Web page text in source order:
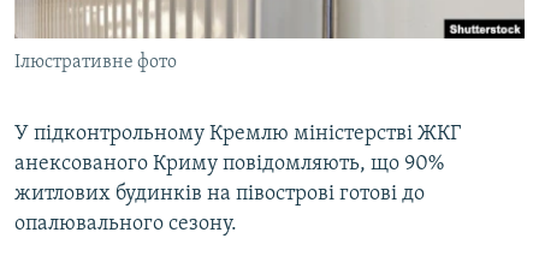
УКРАЇНСЬКА ПРОБЛЕМА КРИМУ
ІНФОГРАФІКА
Qırımtatar
ДОЛУЧАЙСЯ!
Усі сайти RFE/RL
Ілюстративне фото
У підконтрольному Кремлю міністерстві ЖКГ
анексованого Криму повідомляють, що 90%
житлових будинків на півострові готові до
опалювального сезону.